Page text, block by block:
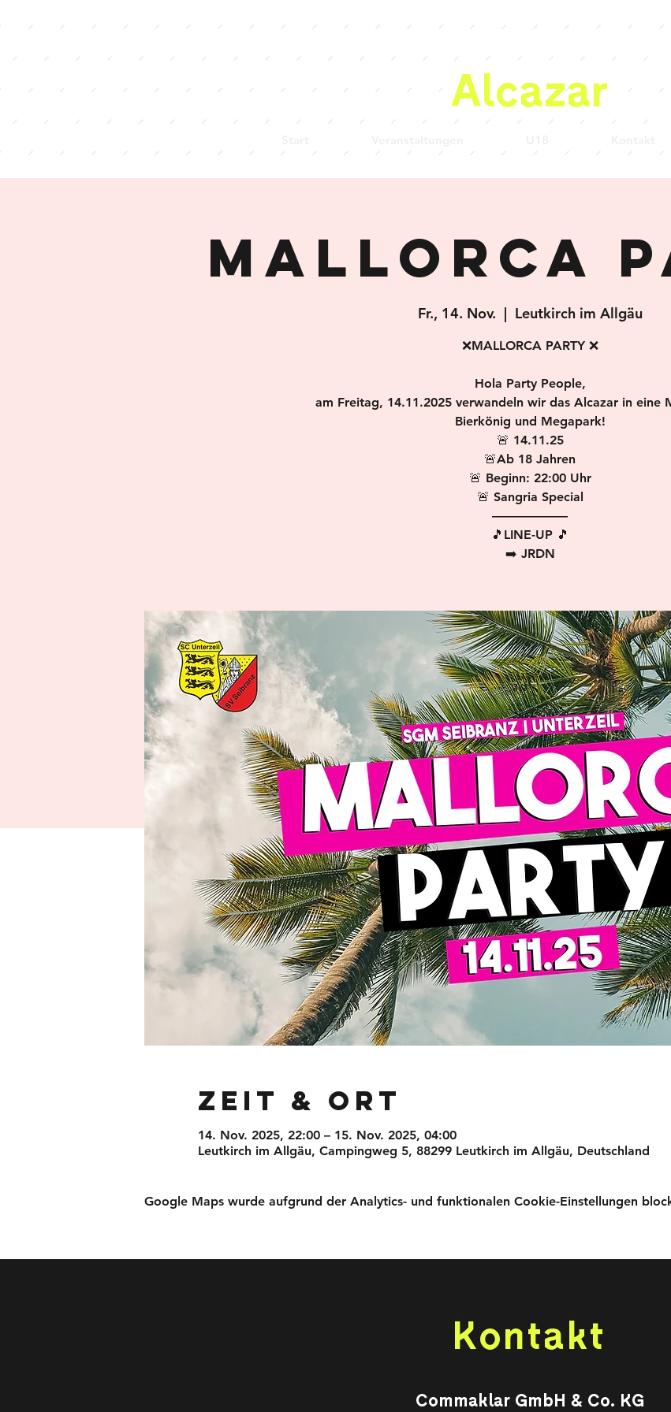
Alcazar
Mallorca
Fr., 14. Nov.
  |
Leutkirch im Allgäu
❌MALLORCA PARTY ❌
Hola Party People,
am Freitag, 14.11.2025 verwandeln wir das Alcazar in eine
Bierkönig und Megapark!
🚨 14.11.25
🚨Ab 18 Jahren
🚨 Beginn: 22:00 Uhr
🚨 Sangria Special
——————
🎵LINE-UP 🎵
Zeit & Ort
14. Nov. 2025, 22:00 – 15. Nov. 2025, 04:00
Leutkirch im Allgäu, Campingweg 5, 88299 Leutkirch im Allgäu, Deutschland
Google Maps wurde aufgrund der Analytics- und funktionalen Cookie-Einstellungen
Kontakt
Commaklar GmbH & Co. KG